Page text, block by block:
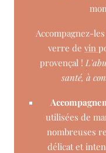
Accompagnez-
verre de vin
provençal !
santé, à
utilisées de
nombreuses
délicat et